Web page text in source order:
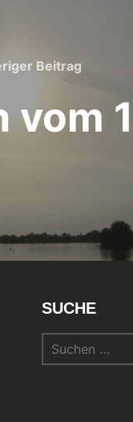
Beitrag
vom
SUCHE
Suchen
nach: